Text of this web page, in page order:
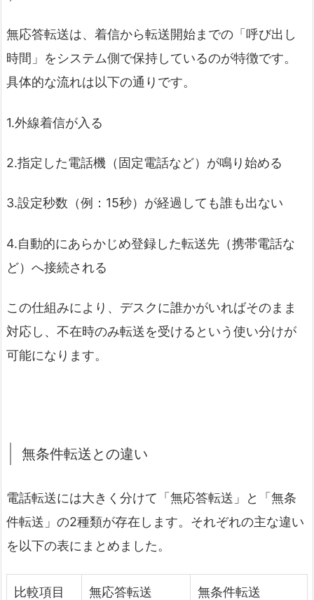
無応答転送は、着信から転送開始までの「呼び出し
時間」をシステム側で保持しているのが特徴です。
具体的な流れは以下の通りです。
1.外線着信が入る
2.指定した電話機（固定電話など）が鳴り始める
3.設定秒数（例：15秒）が経過しても誰も出ない
4.自動的にあらかじめ登録した転送先（携帯電話な
ど）へ接続される
この仕組みにより、デスクに誰かがいればそのまま
対応し、不在時のみ転送を受けるという使い分けが
可能になります。
無条件転送との違い
電話転送には大きく分けて「無応答転送」と「無条
件転送」の2種類が存在します。それぞれの主な違い
を以下の表にまとめました。
比較項目 無応答転送 無条件転送